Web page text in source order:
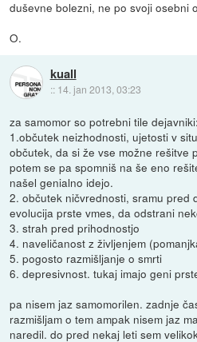
duševne bolezni, ne po svoji osebni
O.
kuall
:: 14. jan 2013, 03:23
za samomor so potrebni tile dejavniki:
1.občutek neizhodnosti, ujetosti v
občutek, da si že vse možne rešitve
potem se pa spomniš na še eno
našel genialno idejo.
2. občutek ničvrednosti, sramu pred
evolucija prste vmes, da odstrani
3. strah pred prihodnostjo
4. naveličanost z življenjem
5. pogosto razmišljanje o smrti
6. depresivnost. tukaj imajo geni
pa nisem jaz samomorilen. zadnje
razmišljam o tem ampak nisem jaz
naredil. do pred nekaj leti sem